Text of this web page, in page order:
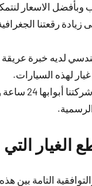
الاسعار
زيادة رقعتنا
لهذه السيارات.
بالتالي تفتح
التي
والتوافقية التامة بين